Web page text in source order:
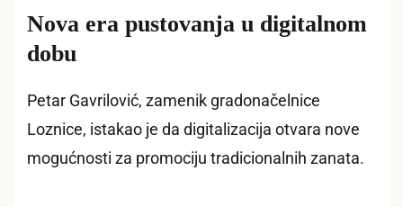
Nova era pustovanja u digitalnom
dobu
Petar Gavrilović, zamenik gradonačelnice
Loznice, istakao je da digitalizacija otvara nove
mogućnosti za promociju tradicionalnih zanata.